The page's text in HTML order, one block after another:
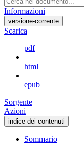
Informazioni
versione-corrente
Scarica
pdf
html
epub
Sorgente
Azioni
indice dei contenuti
Sommario